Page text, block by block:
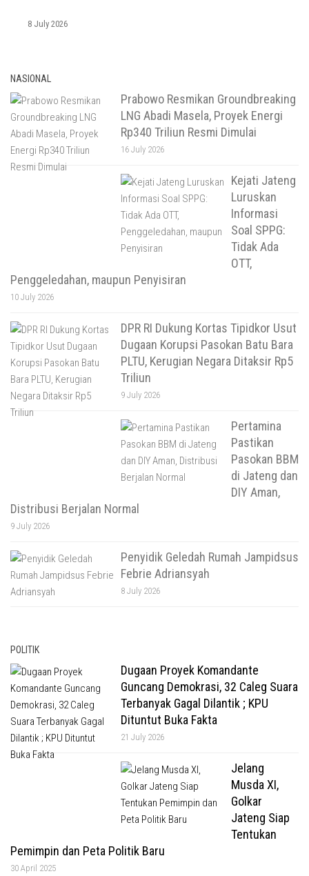
8 July 2026
NASIONAL
Prabowo Resmikan Groundbreaking
LNG Abadi Masela, Proyek Energi
Rp340 Triliun Resmi Dimulai
16 July 2026
Kejati Jateng
Luruskan
Informasi
Soal SPPG:
Tidak Ada
OTT,
Penggeledahan, maupun Penyisiran
10 July 2026
DPR RI Dukung Kortas Tipidkor Usut
Dugaan Korupsi Pasokan Batu Bara
PLTU, Kerugian Negara Ditaksir Rp5
Triliun
9 July 2026
Pertamina
Pastikan
Pasokan BBM
di Jateng dan
DIY Aman,
Distribusi Berjalan Normal
9 July 2026
Penyidik Geledah Rumah Jampidsus
Febrie Adriansyah
8 July 2026
POLITIK
Dugaan Proyek Komandante
Guncang Demokrasi, 32 Caleg Suara
Terbanyak Gagal Dilantik ; KPU
Dituntut Buka Fakta
21 July 2026
Jelang
Musda XI,
Golkar
Jateng Siap
Tentukan
Pemimpin dan Peta Politik Baru
30 April 2025